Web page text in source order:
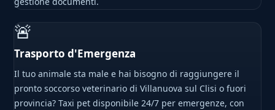
🚨
Trasporto d'Emergenza
Il tuo animale sta male e hai bisogno di raggiungere il
pronto soccorso veterinario di Villanuova sul Clisi o fuori
provincia? Taxi pet disponibile 24/7 per emergenze, con